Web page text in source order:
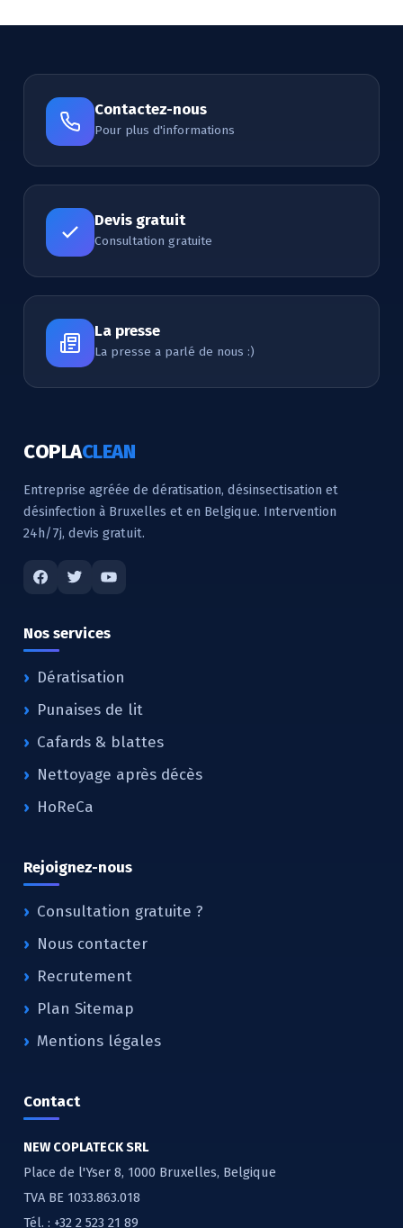
Contactez-nous
Pour plus d'informations
Devis gratuit
Consultation gratuite
La presse
La presse a parlé de nous :)
COPLACLEAN
Entreprise agréée de dératisation, désinsectisation et
désinfection à Bruxelles et en Belgique. Intervention
24h/7j, devis gratuit.
Nos services
Dératisation
Punaises de lit
Cafards & blattes
Nettoyage après décès
HoReCa
Rejoignez-nous
Consultation gratuite ?
Nous contacter
Recrutement
Plan Sitemap
Mentions légales
Contact
NEW COPLATECK SRL
Place de l'Yser 8, 1000 Bruxelles, Belgique
TVA BE 1033.863.018
Tél. : +32 2 523 21 89